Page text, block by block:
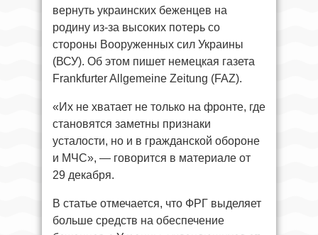
вернуть украинских беженцев на
родину из-за высоких потерь со
стороны Вооруженных сил Украины
(ВСУ). Об этом пишет немецкая газета
Frankfurter Allgemeine Zeitung (FAZ).
«Их не хватает не только на фронте, где
становятся заметны признаки
усталости, но и в гражданской обороне
и МЧС», — говорится в материале от
29 декабря.
В статье отмечается, что ФРГ выделяет
больше средств на обеспечение